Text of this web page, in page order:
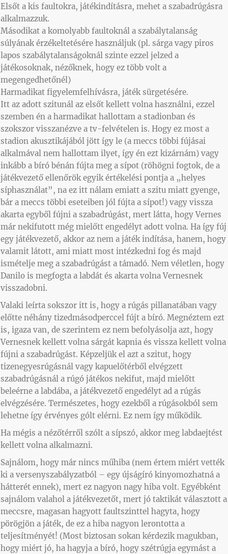
Elsőt a kis faultokra, játékindításra, mehet a szabadrúgásra
alkalmazzuk.
Másodikat a komolyabb faultoknál a szabálytalanság
súlyának érzékeltetésére használjuk (pl. sárga vagy piros
lapos szabálytalanságoknál szinte ezzel jelzed a
játékosoknak, nézőknek, hogy ez több volt a
megengedhetőnél)
Harmadikat figyelemfelhívásra, játék sürgetésére.
Itt az adott szitunál az elsőt kellett volna használni, ezzel
szemben én a harmadikat hallottam a stadionban és
szokszor visszanézve a tv-felvételen is. Hogy ez most a
stadion akusztikájából jött így le (a meccs többi fújásai
alkalmával nem hallottam ilyet, így én ezt kizárnám) vagy
inkább a bíró bénán fújta meg a sípot (röhögni fogtok, de a
játékvezető ellenőrök egyik értékelési pontja a „helyes
síphasználat”, na ez itt nálam emiatt a szitu miatt gyenge,
bár a meccs többi eseteiben jól fújta a sípot!) vagy vissza
akarta egyből fújni a szabadrúgást, mert látta, hogy Vernes
már nekifutott még mielőtt engedélyt adott volna. Ha így fúj
egy játékvezető, akkor az nem a játék indítása, hanem, hogy
valamit látott, ami miatt most intézkedni fog és majd
ismételje meg a szabadrúgást a támadó. Nem véletlen, hogy
Danilo is megfogta a labdát és akarta volna Vernesnek
visszadobni.
Valaki leírta sokszor itt is, hogy a rúgás pillanatában vagy
előtte néhány tizedmásodperccel fújt a bíró. Megnéztem ezt
is, igaza van, de szerintem ez nem befolyásolja azt, hogy
Vernesnek kellett volna sárgát kapnia és vissza kellett volna
fújni a szabadrúgást. Képzeljük el azt a szitut, hogy
tizenegyesrúgásnál vagy kapuelőtérből elvégzett
szabadrúgásnál a rúgó játékos nekifut, majd mielőtt
beleérne a labdába, a játékvezető engedélyt ad a rúgás
elvégzésére. Természetes, hogy ezekből a rúgásokból sem
lehetne így érvényes gólt elérni. Ez nem így működik.
Ha mégis a nézőtérről szólt a sípszó, akkor meg labdaejtést
kellett volna alkalmazni.
Sajnálom, hogy már nincs műhiba (nem értem miért vették
ki a versenyszabályzatból – egy újságíró kinyomozhatná a
hátterét ennek), mert ez nagyon nagy hiba volt. Egyébként
sajnálom valahol a játékvezetőt, mert jó taktikát választott a
meccsre, magasan hagyott faultszinttel hagyta, hogy
pörögjön a játék, de ez a hiba nagyon lerontotta a
teljesítményét! (Most biztosan sokan kérdezik magukban,
hogy miért jó, ha hagyja a bíró, hogy szétrúgja egymást a